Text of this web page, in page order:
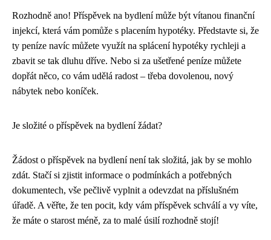
Rozhodně ano! Příspěvek na bydlení může být vítanou finanční
injekcí, která vám pomůže s placením hypotéky. Představte si, že
ty peníze navíc můžete využít na splácení hypotéky rychleji a
zbavit se tak dluhu dříve. Nebo si za ušetřené peníze můžete
dopřát něco, co vám udělá radost – třeba dovolenou, nový
nábytek nebo koníček.
Je složité o příspěvek na bydlení žádat?
Žádost o příspěvek na bydlení není tak složitá, jak by se mohlo
zdát. Stačí si zjistit informace o podmínkách a potřebných
dokumentech, vše pečlivě vyplnit a odevzdat na příslušném
úřadě. A věřte, že ten pocit, kdy vám příspěvek schválí a vy víte,
že máte o starost méně, za to malé úsilí rozhodně stojí!